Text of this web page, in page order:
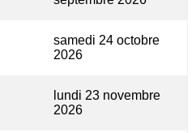
samedi 24 octobre
2026
lundi 23 novembre
2026